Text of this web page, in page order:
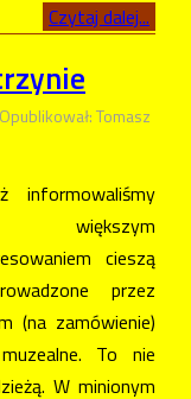
Czytaj dalej...
Opublikował: Tomasz
informowaliśmy
większym
cieszą
przez
(na zamówienie)
To nie
W minionym